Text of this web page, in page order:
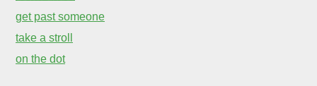
get past someone
take a stroll
on the dot